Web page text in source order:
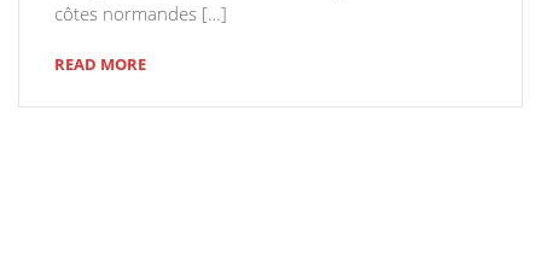
côtes normandes […]
READ MORE